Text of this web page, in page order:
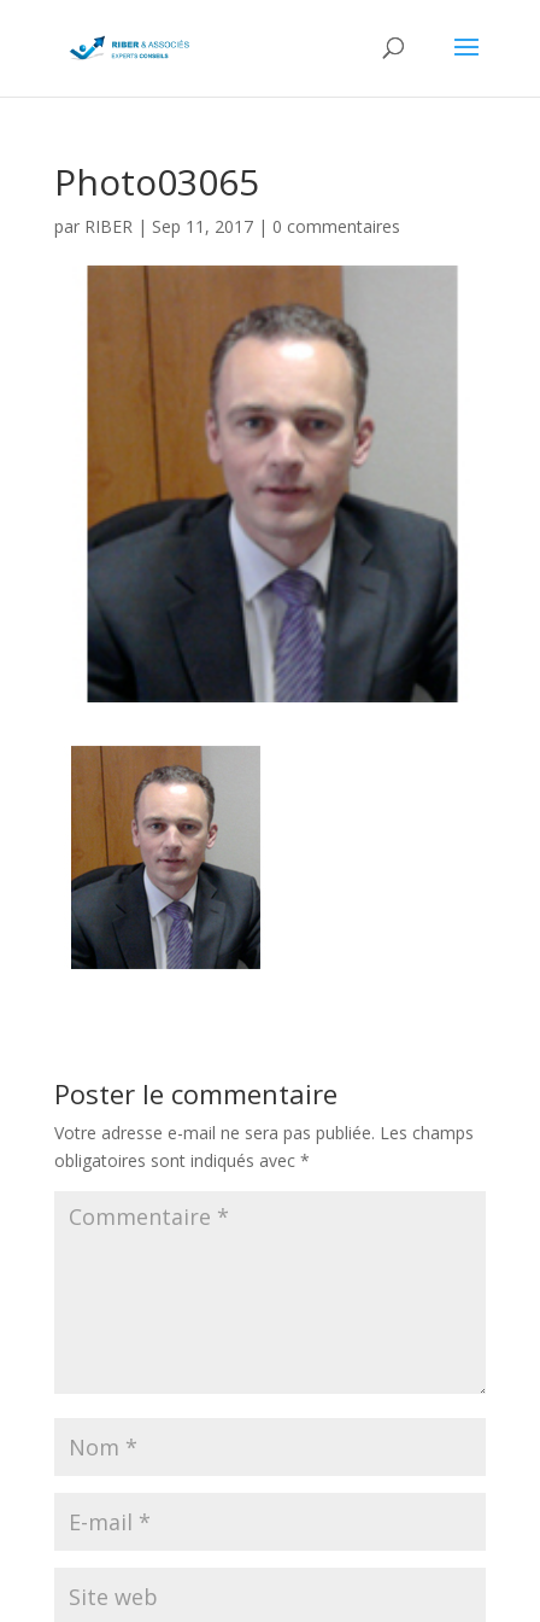
Photo03065
par RIBER| Sep 11, 2017| 0 commentaires
Poster le commentaire
Votre adresse e-mail ne sera pas publiée. Les champs
obligatoires sont indiqués avec *